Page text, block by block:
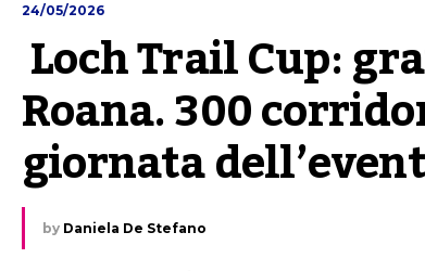
24/05/2026
Loch Trail Cup:
Roana. 300
giornata
by Daniela De Stefano